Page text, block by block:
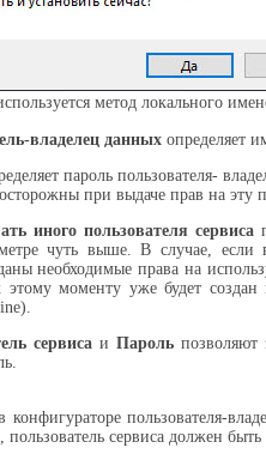
метод локального
владелец данных определяет
пароль пользователя-
при выдаче прав на
иного пользователя сервиса
чуть выше. В случае, если
необходимые права на
этому моменту уже будет
сервисаи Парольпозволяют
конфигураторе пользователя-
сервиса должен